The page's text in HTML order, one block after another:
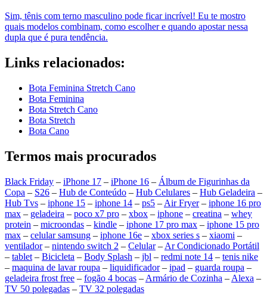
Sim, tênis com terno masculino pode ficar incrível! Eu te mostro
quais modelos combinam, como escolher e quando apostar nessa
dupla que é pura tendência.
Links relacionados:
Bota Feminina Stretch Cano
Bota Feminina
Bota Stretch Cano
Bota Stretch
Bota Cano
Termos mais procurados
Black Friday – iPhone 17 – iPhone 16 – Álbum de Figurinhas da
Copa – S26 – Hub de Conteúdo – Hub Celulares – Hub Geladeira –
Hub Tvs – iphone 15 – iphone 14 – ps5 – Air Fryer– iphone 16 pro
max – geladeira – poco x7 pro – xbox – iphone – creatina – whey
protein – microondas – kindle – iphone 17 pro max – iphone 15 pro
max – celular samsung – iphone 16e – xbox series s – xiaomi –
ventilador– nintendo switch 2 – Celular– Ar Condicionado Portátil
– tablet – Bicicleta – Body Splash – jbl – redmi note 14 – tenis nike
– maquina de lavar roupa – liquidificador– ipad – guarda roupa –
geladeira frost free – fogão 4 bocas – Armário de Cozinha – Alexa –
TV 50 polegadas – TV 32 polegadas